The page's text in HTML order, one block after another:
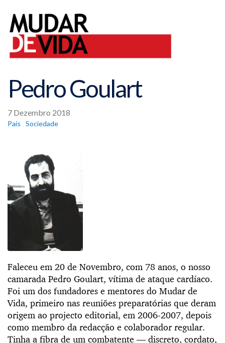
Pedro Goulart
7 Dezembro 2018
País Sociedade
Faleceu em 20 de Novembro, com 78 anos, o nosso
camarada Pedro Goulart, vítima de ataque cardíaco.
Foi um dos fundadores e mentores do Mudar de
Vida, primeiro nas reuniões preparatórias que deram
origem ao projecto editorial, em 2006-2007, depois
como membro da redacção e colaborador regular.
Tinha a fibra de um combatente — discreto, cordato,